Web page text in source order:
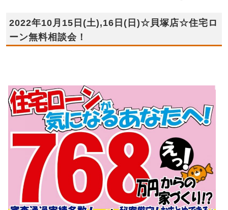
2022年10月15日(土),16日(日)☆貝塚店☆住宅ロ
ーン無料相談会！